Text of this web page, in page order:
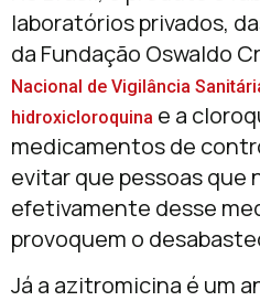
laboratórios privados,
da Fundação Oswaldo
Nacional de Vigilância
hidroxicloroquina e a
medicamentos de
evitar que pessoas que
efetivamente desse
provoquem o
Já a azitromicina é um